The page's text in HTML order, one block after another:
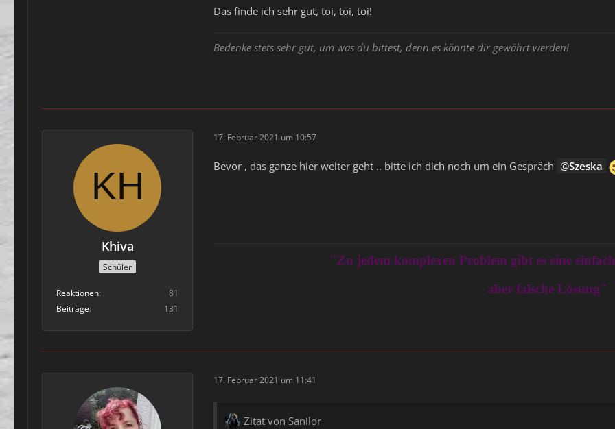
Das finde ich sehr gut, toi, toi, toi!
Bedenke stets sehr gut, um was du bittest, denn es könnte dir gewährt werden!
Khiva
Schüler
Reaktionen
81
Beiträge
131
17. Februar 2021 um 10:57
Bevor , das ganze hier weiter geht .. bitte ich dich noch um ein Gespräch Szeska
"Zu jedem komplexen Problem gibt es eine
aber falsche Lösung"
17. Februar 2021 um 11:41
Zitat von Sanilor